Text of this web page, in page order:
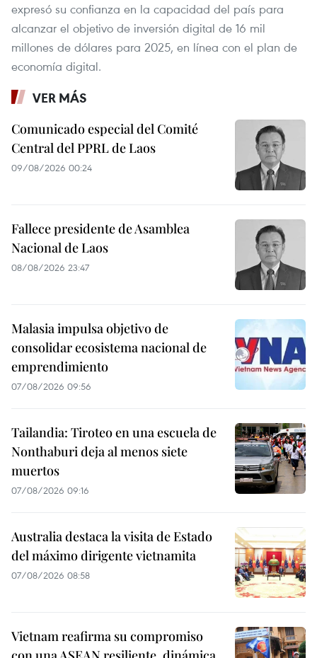
expresó su confianza en la capacidad del país para
alcanzar el objetivo de inversión digital de 16 mil
millones de dólares para 2025, en línea con el plan de
economía digital.
VER MÁS
Comunicado especial del Comité
Central del PPRL de Laos
09/08/2026 00:24
Fallece presidente de Asamblea
Nacional de Laos
08/08/2026 23:47
Malasia impulsa objetivo de
consolidar ecosistema nacional de
emprendimiento
07/08/2026 09:56
Tailandia: Tiroteo en una escuela de
Nonthaburi deja al menos siete
muertos
07/08/2026 09:16
Australia destaca la visita de Estado
del máximo dirigente vietnamita
07/08/2026 08:58
Vietnam reafirma su compromiso